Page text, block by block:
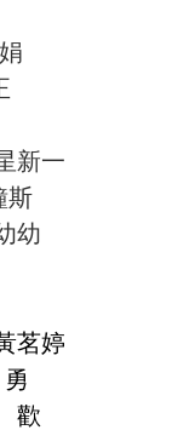
新一
斯
幼
茗婷
歡